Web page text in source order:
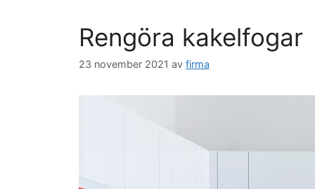
Rengöra kakelfogar
23 november 2021 av firma